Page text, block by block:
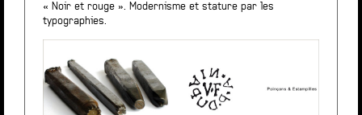
« Noir et rouge ». Modernisme et stature par les
typographies.